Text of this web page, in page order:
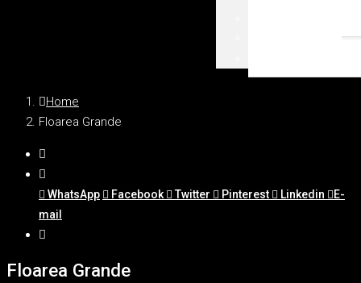
Home
Floarea Grande
WhatsApp Facebook Twitter Pinterest Linkedin
E-
mail
Floarea Grande